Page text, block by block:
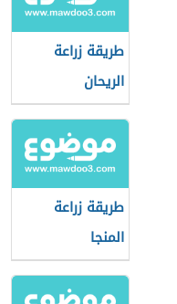
طريقة زراعة
الريحان
طريقة زراعة
المنجا